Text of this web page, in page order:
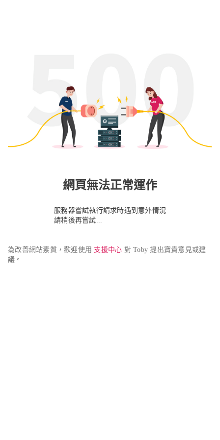
網頁無法正常運作
服務器嘗試執行請求時遇到意外情況
請稍後再嘗試...
為改善網站素質，歡迎使用 支援中心 對 Toby 提出寶貴意見或建
議。